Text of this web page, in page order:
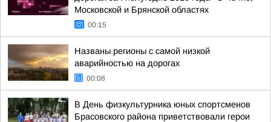
Московской и Брянской областях
00:15
Названы регионы с самой низкой
аварийностью на дорогах
00:08
В День физкультурника юных спортсменов
Брасовского района приветствовали герои